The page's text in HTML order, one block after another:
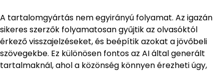
A tartalomgyártás nem egyirányú folyamat. Az igazán
sikeres szerzők folyamatosan gyűjtik az olvasóktól
érkező visszajelzéseket, és beépítik azokat a jövőbeli
szövegekbe. Ez különösen fontos az AI által generált
tartalmaknál, ahol a közönség könnyen érezheti úgy,